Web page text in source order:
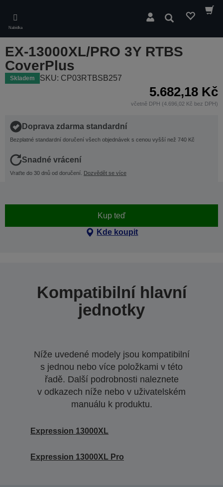
main
content
Nabídka
Hledat
EX-13000XL/PRO 3Y RTBS
CoverPlus
Skladem SKU: CP03RTBSB257
5.682,18 Kč
včetně DPH (4.696,02 Kč bez DPH)
Doprava zdarma standardní
Bezplatné standardní doručení všech objednávek s cenou vyšší než 740 Kč
Snadné vrácení
Vraťte do 30 dnů od doručení. Dozvědět se více
Kup teď
Kde koupit
Kompatibilní hlavní
jednotky
Níže uvedené modely jsou kompatibilní
s jednou nebo více položkami v této
řadě. Další podrobnosti naleznete
v odkazech níže nebo v uživatelském
manuálu k produktu.
Expression 13000XL
Expression 13000XL Pro